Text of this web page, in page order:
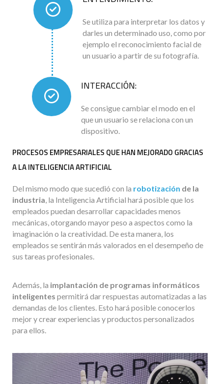
Se utiliza para interpretar los datos y
darles un determinado uso, como por
ejemplo el reconocimiento facial de
un usuario a partir de su fotografía.
INTERACCIÓN:
Se consigue cambiar el modo en el
que un usuario se relaciona con un
dispositivo.
PROCESOS EMPRESARIALES QUE HAN MEJORADO GRACIAS
A LA INTELIGENCIA ARTIFICIAL
Del mismo modo que sucedió con la robotización de la
industria, la Inteligencia Artificial hará posible que los
empleados puedan desarrollar capacidades menos
mecánicas, otorgando mayor peso a aspectos como la
imaginación o la creatividad. De esta manera, los
empleados se sentirán más valorados en el desempeño de
sus tareas profesionales.
Además, la implantación de programas informáticos
inteligentes permitirá dar respuestas automatizadas a las
demandas de los clientes. Esto hará posible conocerlos
mejor y crear experiencias y productos personalizados
para ellos.